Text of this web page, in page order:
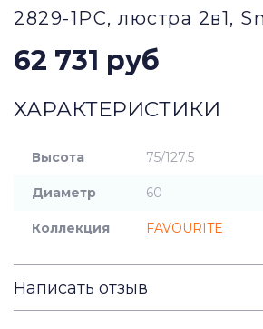
2829-1PC, люстра 2в1,
62 731 руб
ХАРАКТЕРИСТИКИ
Высота 75/127.5
Диаметр 60
Коллекция FAVOURITE
Написать отзыв